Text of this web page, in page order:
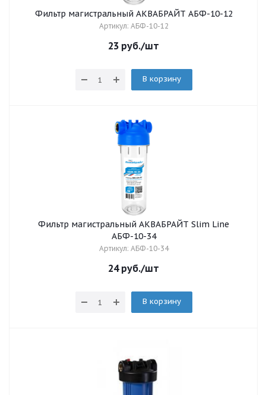
Фильтр магистральный АКВАБРАЙТ АБФ-10-12
Артикул: АБФ-10-12
23 руб./шт
В корзину
Фильтр магистральный АКВАБРАЙТ Slim Line
АБФ-10-34
Артикул: АБФ-10-34
24руб./шт
В корзину